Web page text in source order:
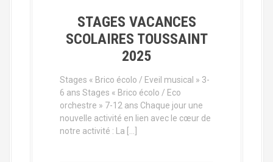
STAGES VACANCES
SCOLAIRES TOUSSAINT
2025
Stages « Brico écolo / Eveil musical » 3-
6 ans Stages « Brico écolo / Eco
orchestre » 7-12 ans Chaque jour une
nouvelle activité en lien avec le cœur de
notre activité : La […]